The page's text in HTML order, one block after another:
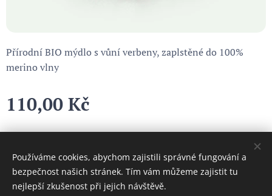
Přírodní BIO mýdlo s vůní verbeny, zaplstěné do 100%
merino vlny
110,00 Kč
Cookies
Používáme cookies, abychom zajistili správné fungování a
bezpečnost našich stránek. Tím vám můžeme zajistit tu
nejlepší zkušenost při jejich návštěvě.